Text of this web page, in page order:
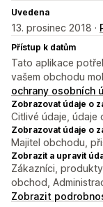
Uvedena
13. prosinec 2018 ·
Přístup k datům
Tato aplikace
vašem obchodu
ochrany osobních
Zobrazovat údaje o
Citlivé údaje, údaje
Zobrazovat údaje o
Majitel obchodu,
Zobrazit a upravit
Zákazníci,
obchod,
Zobrazit